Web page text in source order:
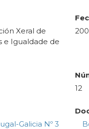
Xeral de
e Igualdade de
12
Galicia Nº 3